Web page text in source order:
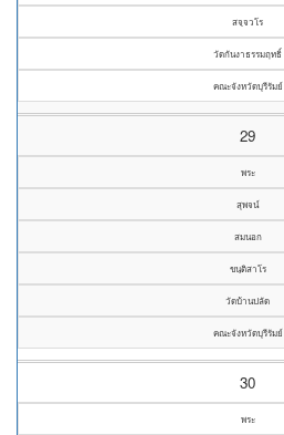
สจฺจวโร
วัดกันงาธรรมฤทธิ์
คณะจังหวัดบุรีรัมย์
29
พระ
สุพจน์
สมนอก
ขนฺติสาโร
วัดบ้านปลัด
คณะจังหวัดบุรีรัมย์
30
พระ